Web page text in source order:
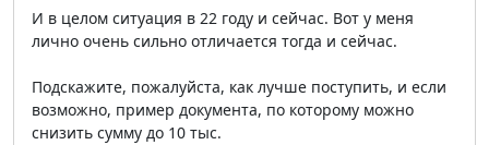
И в целом ситуация в 22 году и сейчас. Вот у меня
лично очень сильно отличается тогда и сейчас.
Подскажите, пожалуйста, как лучше поступить, и если
возможно, пример документа, по которому можно
снизить сумму до 10 тыс.